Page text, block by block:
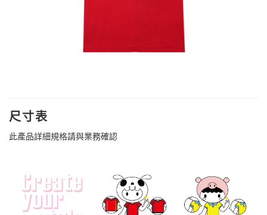
尺寸表
此產品詳細規格請與業務確認